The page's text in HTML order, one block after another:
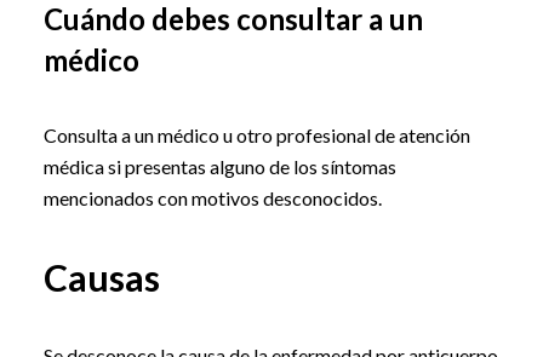
Cuándo debes consultar a un
médico
Consulta a un médico u otro profesional de atención
médica si presentas alguno de los síntomas
mencionados con motivos desconocidos.
Causas